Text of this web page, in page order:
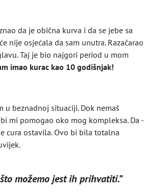
da je obična kurva i da se jebe sa
nije osjećala da sam unutra. Razačarao
Taj je bio najgori period u mom
imao kurac kao 10 godišnjak!
u beznadnoj situaciji. Dok nemaš
mi pomogao oko mog kompleksa. Da -
cura ostavila. Ovo bi bila totalna
možemo jest ih prihvatiti.”